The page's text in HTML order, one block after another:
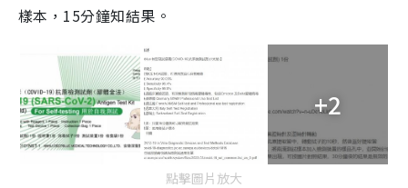
樣本，15分鐘知結果。
+2
點擊圖片放大